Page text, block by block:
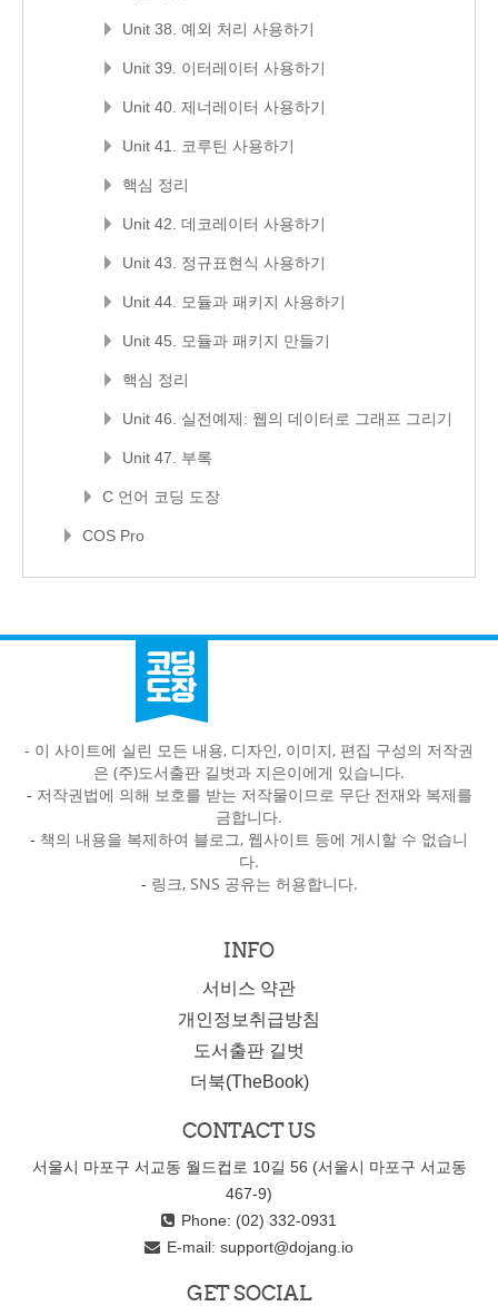
Unit 38. 예외 처리 사용하기
Unit 39. 이터레이터 사용하기
Unit 40. 제너레이터 사용하기
Unit 41. 코루틴 사용하기
핵심 정리
Unit 42. 데코레이터 사용하기
Unit 43. 정규표현식 사용하기
Unit 44. 모듈과 패키지 사용하기
Unit 45. 모듈과 패키지 만들기
핵심 정리
Unit 46. 실전예제: 웹의 데이터로 그래프 그리기
Unit 47. 부록
C 언어 코딩 도장
COS Pro
- 이 사이트에 실린 모든 내용, 디자인, 이미지, 편집 구성의 저작권
은 (주)도서출판 길벗과 지은이에게 있습니다.
- 저작권법에 의해 보호를 받는 저작물이므로 무단 전재와 복제를
금합니다.
- 책의 내용을 복제하여 블로그, 웹사이트 등에 게시할 수 없습니
다.
- 링크, SNS 공유는 허용합니다.
INFO
서비스 약관
개인정보취급방침
도서출판 길벗
더북(TheBook)
CONTACT US
서울시 마포구 서교동 월드컵로 10길 56 (서울시 마포구 서교동
467-9)
Phone: (02) 332-0931
E-mail: support@dojang.io
GET SOCIAL